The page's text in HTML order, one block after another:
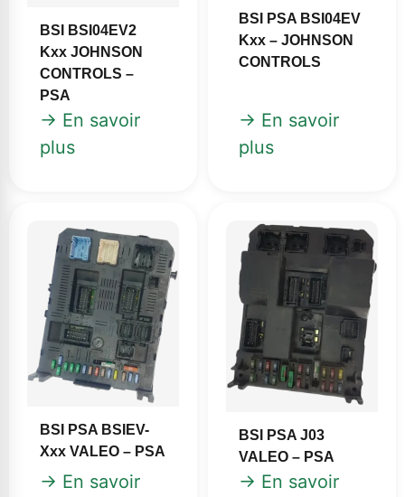
BSI BSI04EV2
Kxx JOHNSON
CONTROLS –
PSA
→ En savoir
plus
BSI PSA BSI04EV
Kxx – JOHNSON
CONTROLS
→ En savoir
plus
BSI PSA BSIEV-
Xxx VALEO – PSA
→ En savoir
BSI PSA J03
VALEO – PSA
→ En savoir